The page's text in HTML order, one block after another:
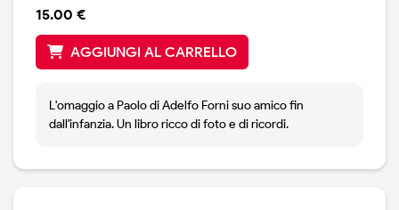
15.00 €
AGGIUNGI AL CARRELLO
L'omaggio a Paolo di Adelfo Forni suo amico fin
dall'infanzia. Un libro ricco di foto e di ricordi.